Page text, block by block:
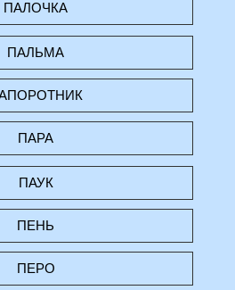
ПАЛОЧКА
ПАЛЬМА
ПАРА
ПАУК
ПЕНЬ
ПЕРО